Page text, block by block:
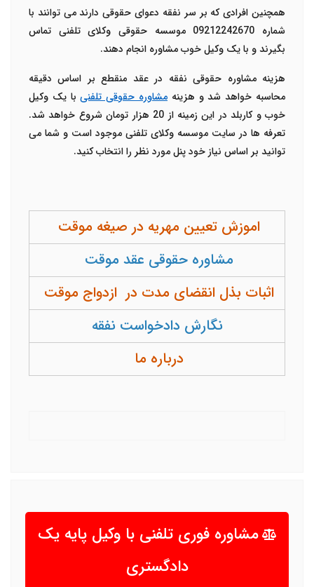
همچنین افرادی که بر سر نفقه دعوای حقوقی دارند می توانند با
شماره 09212242670 موسسه حقوقی وکلای تلفنی تماس
بگیرند و با یک وکیل خوب مشاوره انجام دهند.
هزینه مشاوره حقوقی نفقه در عقد منقطع بر اساس دقیقه
محاسبه خواهد شد و هزینه مشاوره حقوقی تلفنیبا یک وکیل
خوب و کاربلد در این زمینه از 20 هزار تومان شروع خواهد شد.
تعرفه ها در سایت موسسه وکلای تلفنی موجود است و شما می
توانید بر اساس نیاز خود پنل مورد نظر را انتخاب کنید.
اموزش تعیین مهریه در صیغه موقت
مشاوره حقوقی عقد موقت
اثبات بذل انقضای مدت در ازدواج موقت
نگارش دادخواست نفقه
درباره ما
مشاوره فوری تلفنی با وکیل پایه یک
دادگستری